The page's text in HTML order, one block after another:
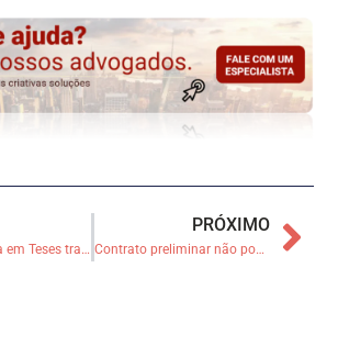
Jurisprudência em Teses traz entendimentos sobre ITBI e contrato de parceria agrícola
PRÓXIMO
Contrato preliminar não pode ter eficácia maior que o definitivo, define Terceira Turma